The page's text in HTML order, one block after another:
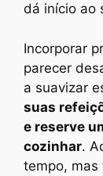
dá início ao
Incorporar
parecer
a suavizar
suas
e reserve
cozinhar.
tempo, mas